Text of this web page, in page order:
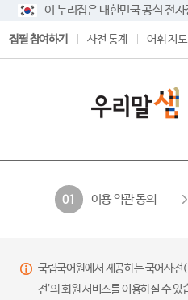
이 누리집은 대한민국 공식 전
집필 참여하기 사전 통계 어휘 지도
01 이용 약관 동의
국립국어원에서 제공하는 국어사전
전’의 회원 서비스를 이용하실 수 있